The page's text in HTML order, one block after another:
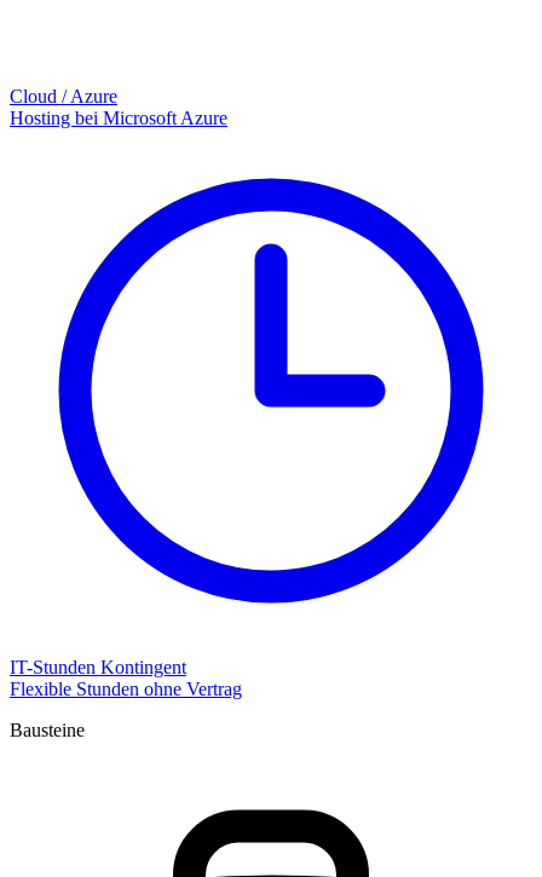
Cloud / Azure
Hosting bei Microsoft Azure
IT-Stunden Kontingent
Flexible Stunden ohne Vertrag
Bausteine